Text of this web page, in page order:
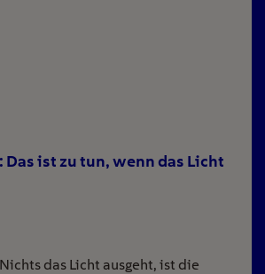
ist zu tun, wenn das Licht
das Licht ausgeht, ist die